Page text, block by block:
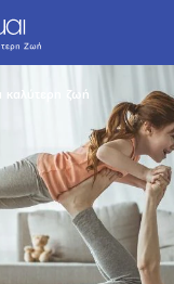
καλύτερη ζωή